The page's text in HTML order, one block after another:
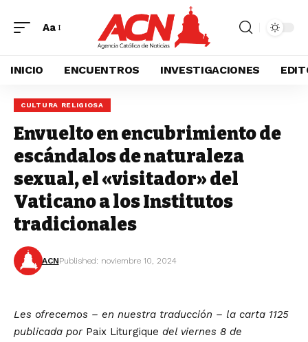
Aa
INICIO ENCUENTROS INVESTIGACIONES
CULTURA RELIGIOSA
Envuelto en encubrimiento de
escándalos de naturaleza
sexual, el «visitador» del
Vaticano a los Institutos
tradicionales
ACNPublished: noviembre 10, 2024
Les ofrecemos – en nuestra traducción – la carta 1125
publicada por Paix Liturgique del viernes 8 de